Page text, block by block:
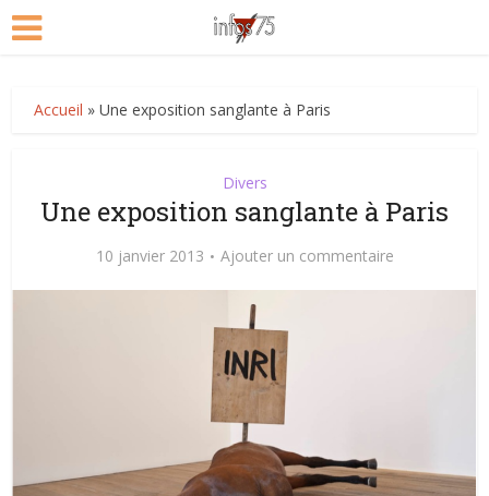
Accueil »Une exposition sanglante à Paris
Divers
Une exposition sanglante à Paris
10 janvier 2013 Ajouter un commentaire